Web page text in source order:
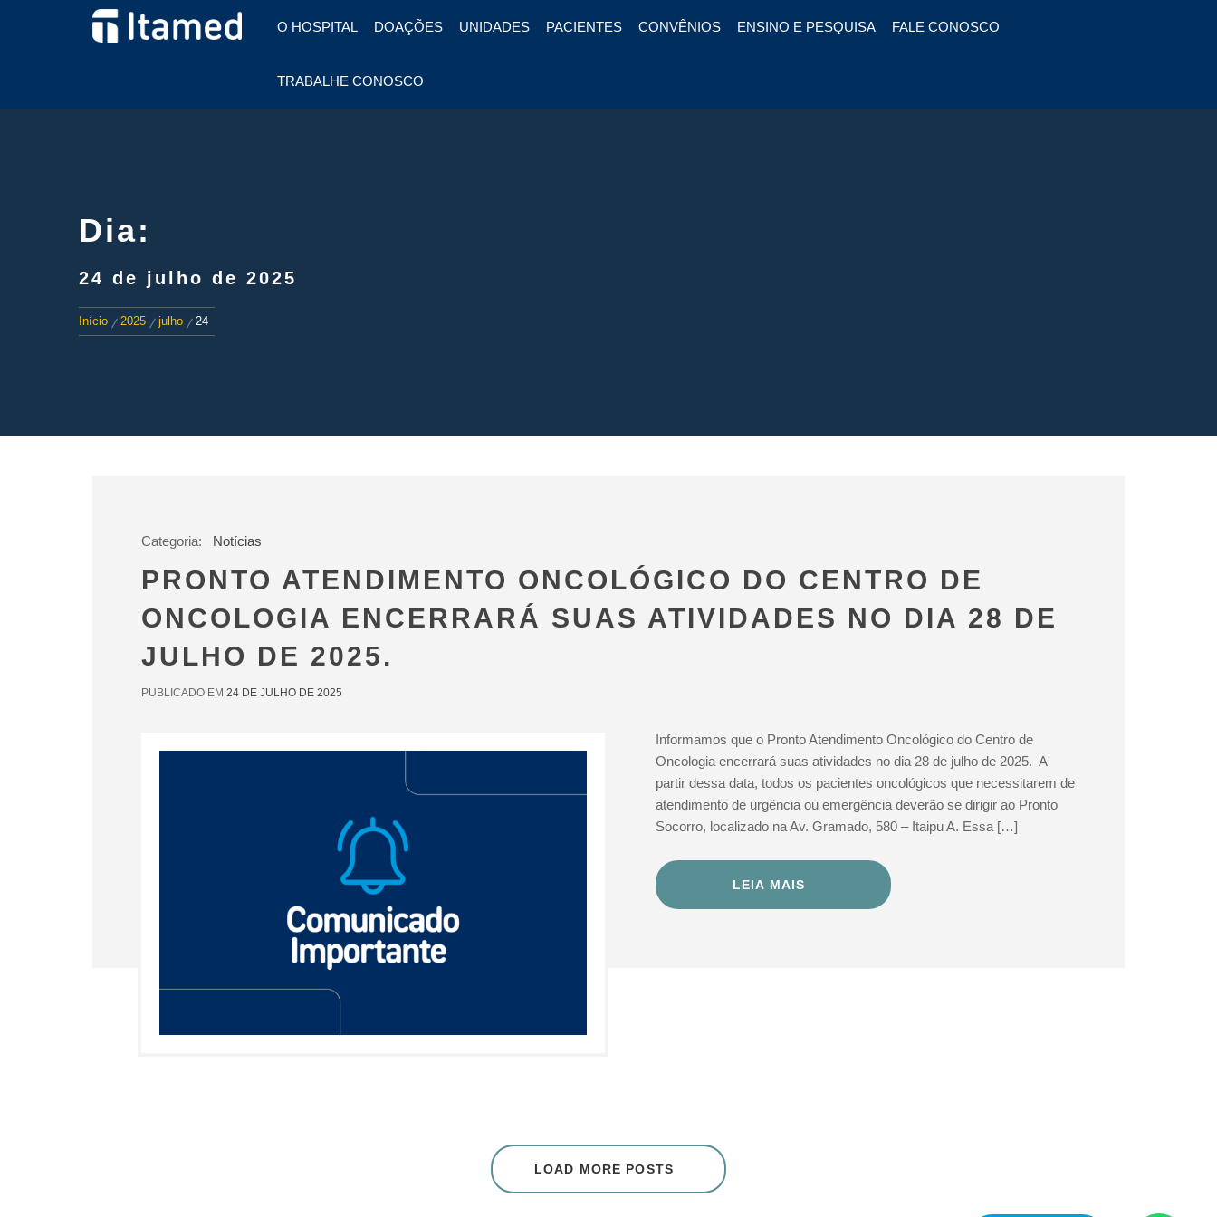
HOSPITAL
ITAMED
HOSPITAL EM FOZ DO
IGUAÇU
O HOSPITAL DOAÇÕES UNIDADES PACIENTES CONVÊNIOS ENSINO E PESQUISA FALE CONOSCO
TRABALHE CONOSCO
Dia:
24 de julho de 2025
Início 2025 julho 24
Categoria: Notícias
PRONTO ATENDIMENTO ONCOLÓGICO DO CENTRO DE
ONCOLOGIA ENCERRARÁ SUAS ATIVIDADES NO DIA 28 DE
JULHO DE 2025.
PUBLICADO EM 24 DE JULHO DE 2025
Informamos que o Pronto Atendimento Oncológico do Centro de
Oncologia encerrará suas atividades no dia 28 de julho de 2025. A
partir dessa data, todos os pacientes oncológicos que necessitarem de
atendimento de urgência ou emergência deverão se dirigir ao Pronto
Socorro, localizado na Av. Gramado, 580 – Itaipu A. Essa […]
LEIA MAIS
LOAD MORE POSTS